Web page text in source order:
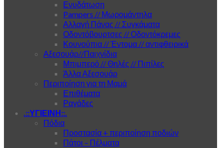
Ενυδάτωση
Pampers // Μωρομάντηλα
Αλλαγή Πάνας // Συγκάματα
Οδοντόβουρτσες // Οδοντόκρεμες
Κουνούπια // Έντομα // αντιφθειρικά
Αξεσουάρ//Παιχνίδια
Μπιμπερό // Θηλές // Πιπίλες
Άλλα Αξεσουάρ
Περιποίηση για τη Μαμά
Επιθέματα
Ραγάδες
.::ΥΓΙΕΙΝΗ::.
Πόδια
Προστασία + περιποίηση ποδιών
Πάτοι – Πέλματα